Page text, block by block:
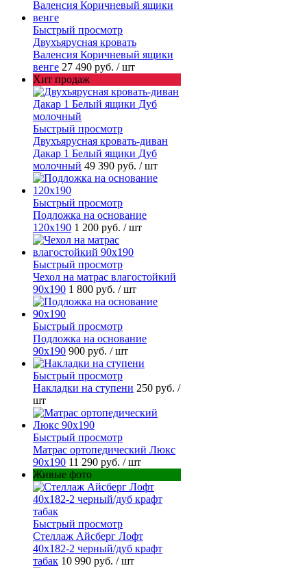
Быстрый просмотр
Двухъярусная кровать
Валенсия Коричневый ящики
венге 27 490 руб. / шт
Хит продаж
Быстрый просмотр
Двухъярусная кровать-диван
Дакар 1 Белый ящики Дуб
молочный 49 390 руб. / шт
Быстрый просмотр
Подложка на основание
120х190 1 200 руб. / шт
Быстрый просмотр
Чехол на матрас влагостойкий
90х190 1 800 руб. / шт
Быстрый просмотр
Подложка на основание
90х190 900 руб. / шт
Быстрый просмотр
Накладки на ступени 250 руб. /
шт
Быстрый просмотр
Матрас ортопедический Люкс
90х190 11 290 руб. / шт
Живые фото
Быстрый просмотр
Стеллаж Айсберг Лофт
40х182-2 черный/дуб крафт
табак 10 990 руб. / шт